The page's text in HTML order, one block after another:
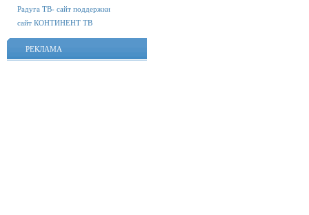
Радуга ТВ- сайт поддержки
сайт КОНТИНЕНТ ТВ
РЕКЛАМА